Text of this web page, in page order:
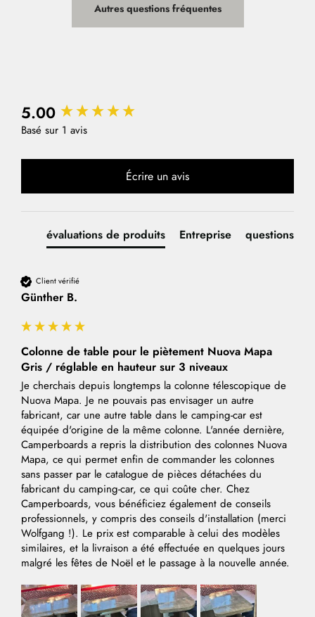
Autres questions fréquentes
5.00
Basé sur 1 avis
Écrire un avis
évaluations de produits Entreprise questions
Client vérifié
Günther B.
Colonne de table pour le piètement Nuova Mapa
Gris / réglable en hauteur sur 3 niveaux
Je cherchais depuis longtemps la colonne télescopique de
Nuova Mapa. Je ne pouvais pas envisager un autre
fabricant, car une autre table dans le camping-car est
équipée d'origine de la même colonne. L'année dernière,
Camperboards a repris la distribution des colonnes Nuova
Mapa, ce qui permet enfin de commander les colonnes
sans passer par le catalogue de pièces détachées du
fabricant du camping-car, ce qui coûte cher. Chez
Camperboards, vous bénéficiez également de conseils
professionnels, y compris des conseils d'installation (merci
Wolfgang !). Le prix est comparable à celui des modèles
similaires, et la livraison a été effectuée en quelques jours
malgré les fêtes de Noël et le passage à la nouvelle année.
New content loaded